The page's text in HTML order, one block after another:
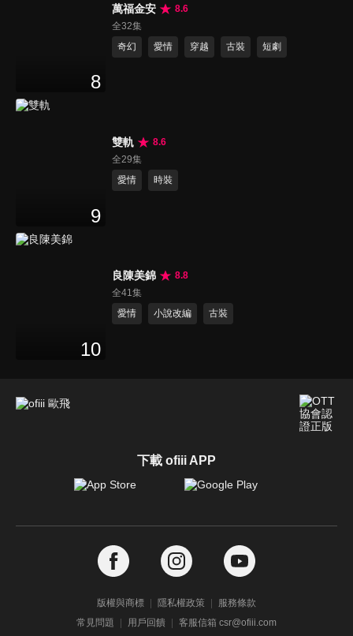
8
萬福金安
8.6
全32集
奇幻
愛情 穿越 古裝 短劇
9
雙軌
8.6
全29集
愛情
時裝
10
良陳美錦
8.8
全41集
愛情
小說改編 古裝
下載 ofiii APP
版權與商標 隱私權政策
服務條款
常見問題
用戶回饋 客服信箱 csr@ofiii.com